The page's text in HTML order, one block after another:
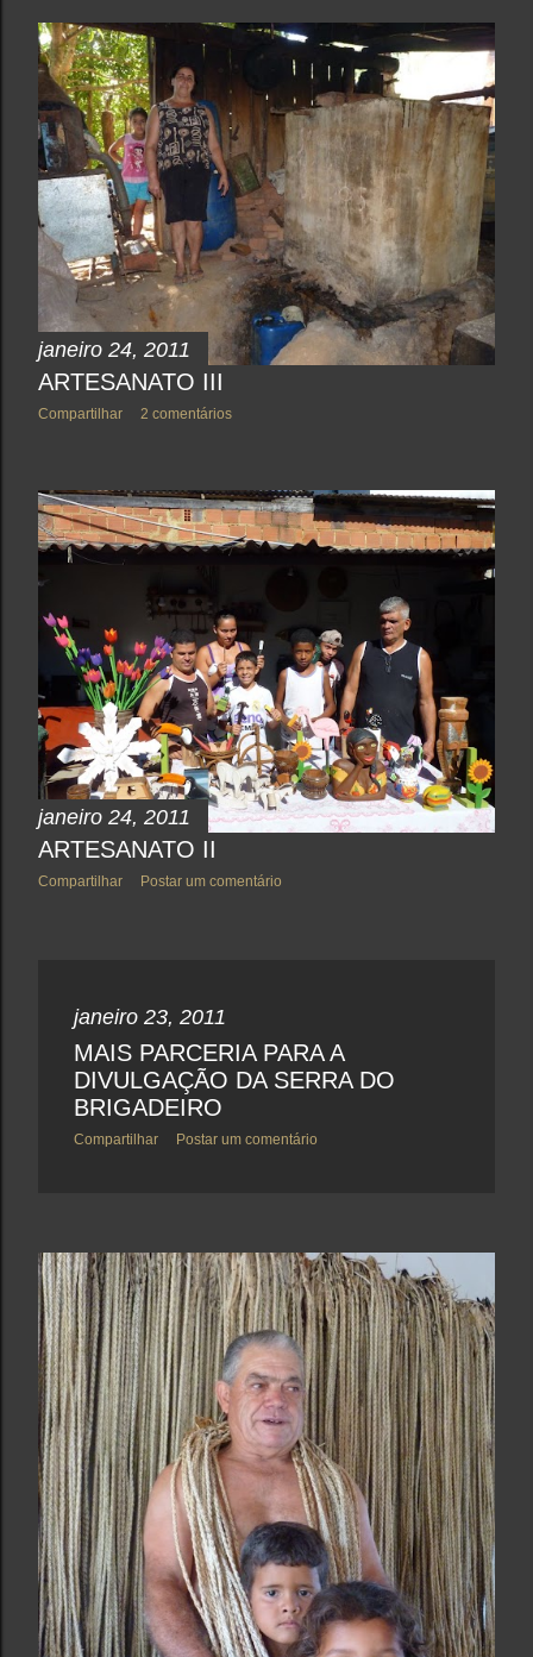
janeiro 24, 2011
ARTESANATO III
Compartilhar 2 comentários
janeiro 24, 2011
ARTESANATO II
Compartilhar Postar um comentário
janeiro 23, 2011
MAIS PARCERIA PARA A
DIVULGAÇÃO DA SERRA DO
BRIGADEIRO
Compartilhar Postar um comentário